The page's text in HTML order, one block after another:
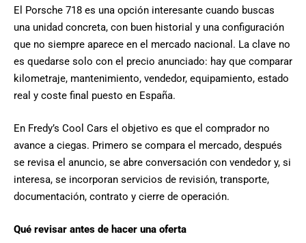
El Porsche 718 es una opción interesante cuando buscas
una unidad concreta, con buen historial y una configuración
que no siempre aparece en el mercado nacional. La clave no
es quedarse solo con el precio anunciado: hay que comparar
kilometraje, mantenimiento, vendedor, equipamiento, estado
real y coste final puesto en España.
En Fredy’s Cool Cars el objetivo es que el comprador no
avance a ciegas. Primero se compara el mercado, después
se revisa el anuncio, se abre conversación con vendedor y, si
interesa, se incorporan servicios de revisión, transporte,
documentación, contrato y cierre de operación.
Qué revisar antes de hacer una oferta